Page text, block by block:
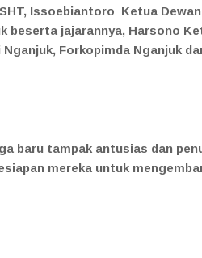
Issoebiantoro Ketua
beserta jajarannya, Harsono
Forkopimda Nganjuk
baru tampak antusias dan
mereka untuk